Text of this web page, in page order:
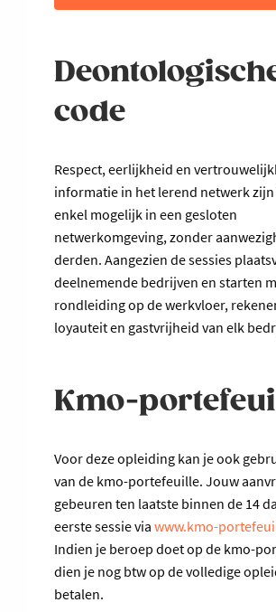
code
Respect, eerlijkheid en
informatie in het lerend netwerk zijn
enkel mogelijk in een gesloten
netwerkomgeving, zonder
derden. Aangezien de sessies
deelnemende bedrijven en starten
rondleiding op de werkvloer,
loyauteit en gastvrijheid van elk
Kmo-
Voor deze opleiding kan je ook
van de kmo-portefeuille. Jouw
gebeuren ten laatste binnen de 14
eerste sessie via www.kmo-
Indien je beroep doet op de kmo-
dien je nog btw op de volledige
betalen.